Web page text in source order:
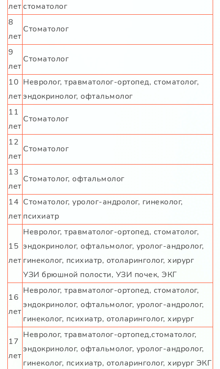
летстоматолог
8
лет
Стоматолог
9
лет
Стоматолог
10
лет
Невролог, травматолог-ортопед, стоматолог,
эндокринолог, офтальмолог
11
лет
Стоматолог
12
лет
Стоматолог
13
лет
Стоматолог, офтальмолог
14
лет
Стоматолог, уролог-андролог, гинеколог,
психиатр
15
лет
Невролог, травматолог-ортопед, стоматолог,
эндокринолог, офтальмолог, уролог-андролог,
гинеколог, психиатр, отоларинголог, хирург
УЗИ брюшной полости, УЗИ почек, ЭКГ
16
лет
Невролог, травматолог-ортопед, стоматолог,
эндокринолог, офтальмолог, уролог-андролог,
гинеколог, психиатр, отоларинголог, хирург
17
лет
Невролог, травматолог-ортопед,стоматолог,
эндокринолог, офтальмолог, уролог-андролог,
гинеколог, психиатр, отоларинголог, хирург ЭКГ